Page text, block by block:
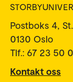
Postboks 4,
0130 Oslo
Tlf.: 67 23 50
Kontakt oss